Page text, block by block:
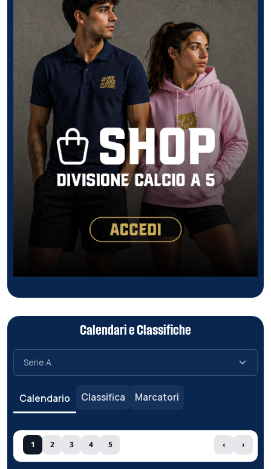
Calendari e Classifiche
Calendario Classifica Marcatori
1 2 3 4 5 ‹ ›